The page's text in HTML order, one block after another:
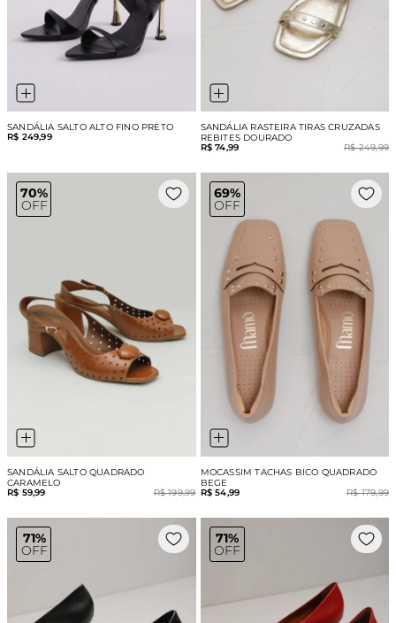
SANDÁLIA SALTO ALTO FINO PRETO
R$ 249,99
SANDÁLIA RASTEIRA TIRAS CRUZADAS
REBITES DOURADO
R$ 74,99
R$ 249,99
70%
OFF
SANDÁLIA SALTO QUADRADO
CARAMELO
R$ 59,99
R$ 199,99
69%
OFF
MOCASSIM TACHAS BICO QUADRADO
BEGE
R$ 54,99
R$ 179,99
71%
OFF
71%
OFF